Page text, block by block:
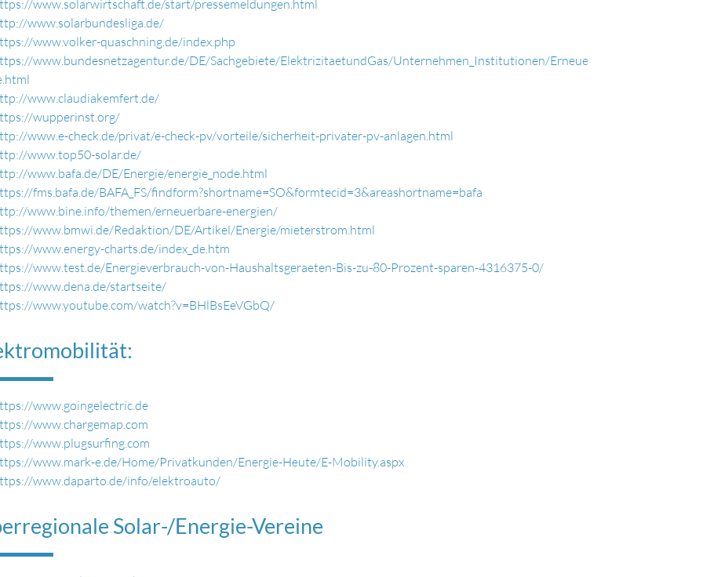
www.solarwirtschaft.de/start/pressemeldungen.html
www.solarbundesliga.de/
www.volker-quaschning.de/index.php
www.bundesnetzagentur.de/DE/Sachgebiete/ElektrizitaetundGas/Unternehmen_Institutionen/ErneuerbareEnergien/
www.claudiakemfert.de/
wupperinst.org/
www.e-check.de/privat/e-check-pv/vorteile/sicherheit-privater-pv-anlagen.html
www.top50-solar.de/
www.bafa.de/DE/Energie/energie_node.html
fms.bafa.de/BAFA_FS/findform?shortname=SO&formtecid=3&areashortname=bafa
www.bine.info/themen/erneuerbare-energien/
www.bmwi.de/Redaktion/DE/Artikel/Energie/mieterstrom.html
www.energy-charts.de/index_de.htm
www.test.de/Energieverbrauch-von-Haushaltsgeraeten-Bis-zu-80-Prozent-sparen-4316375-0/
www.dena.de/startseite/
www.youtube.com/watch?v=BHlBsEeVGbQ/
www.goingelectric.de
www.chargemap.com
www.plugsurfing.com
www.mark-e.de/Home/Privatkunden/Energie-Heute/E-Mobility.aspx
www.daparto.de/info/elektroauto/
Solar-/Energie-Vereine